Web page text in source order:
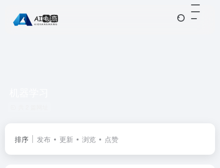
排序 发布 更新 浏览 点赞